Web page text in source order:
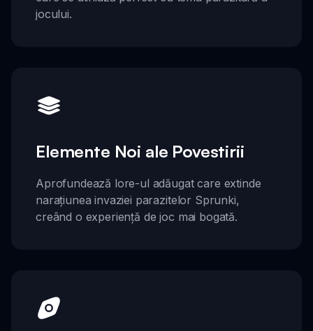
jocului.
Elemente Noi ale Povestirii
Aprofundează lore-ul adăugat care extinde
narațiunea invaziei parazitelor Sprunki,
creând o experiență de joc mai bogată.